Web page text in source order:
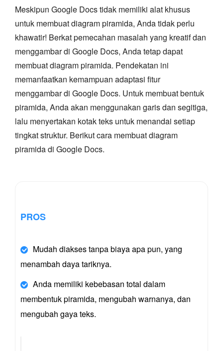
Meskipun Google Docs tidak memiliki alat khusus
untuk membuat diagram piramida, Anda tidak perlu
khawatir! Berkat pemecahan masalah yang kreatif dan
menggambar di Google Docs, Anda tetap dapat
membuat diagram piramida. Pendekatan ini
memanfaatkan kemampuan adaptasi fitur
menggambar di Google Docs. Untuk membuat bentuk
piramida, Anda akan menggunakan garis dan segitiga,
lalu menyertakan kotak teks untuk menandai setiap
tingkat struktur. Berikut cara membuat diagram
piramida di Google Docs.
PROS
Mudah diakses tanpa biaya apa pun, yang
menambah daya tariknya.
Anda memiliki kebebasan total dalam
membentuk piramida, mengubah warnanya, dan
mengubah gaya teks.